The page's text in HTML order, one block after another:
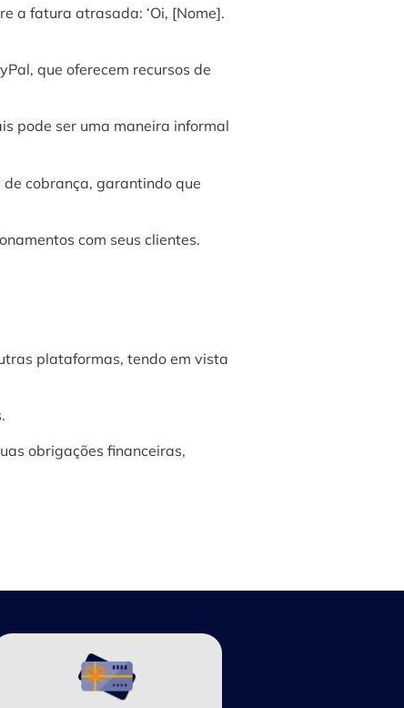
a fatura atrasada: ‘Oi, [Nome].
que oferecem recursos de
pode ser uma maneira informal
cobrança, garantindo que
com seus clientes.
plataformas, tendo em vista
obrigações financeiras,